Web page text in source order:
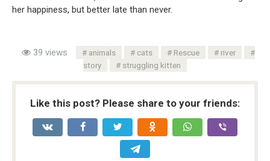
her happiness, but better late than never.
39 views animals cats Rescue
river
story
struggling kitten
Like this post? Please share to your friends: